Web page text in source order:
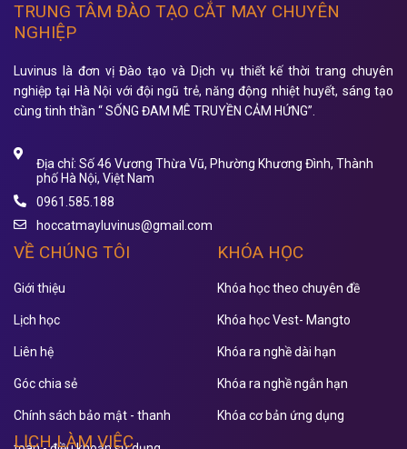
TRUNG TÂM ĐÀO TẠO CẮT MAY CHUYÊN
NGHIỆP
Luvinus là đơn vị Đào tạo và Dịch vụ thiết kế thời trang chuyên
nghiệp tại Hà Nội với đội ngũ trẻ, năng động nhiệt huyết, sáng tạo
cùng tinh thần “ SỐNG ĐAM MÊ TRUYỀN CẢM HỨNG”.
Địa chỉ: Số 46 Vương Thừa Vũ, Phường Khương Đình, Thành
phố Hà Nội, Việt Nam
0961.585.188
hoccatmayluvinus@gmail.com
VỀ CHÚNG TÔI
Giới thiệu
Lịch học
Liên hệ
Góc chia sẻ
Chính sách bảo mật - thanh
KHÓA HỌC
Khóa học theo chuyên đề
Khóa học Vest- Mangto
Khóa ra nghề dài hạn
Khóa ra nghề ngắn hạn
Khóa cơ bản ứng dụng
LỊCH LÀM VIỆC